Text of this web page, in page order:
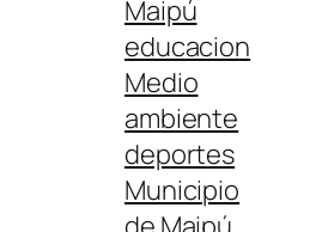
Maipú
educacion
Medio
ambiente
deportes
Municipio